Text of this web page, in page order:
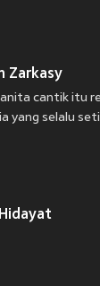
Zarkasy
cantik itu
yang selalu